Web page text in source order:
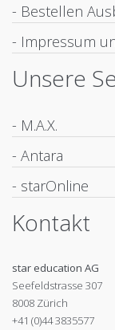
- Bestellen
- Impressum
Unsere
- M.A.X.
- Antara
- starOnline
Kontakt
star education AG
Seefeldstrasse 307
8008 Zürich
+41 (0)44 3835577